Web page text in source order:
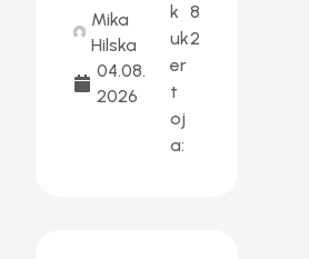
Mika
Hilska
04.08.
2026
k
uk
er
t
oj
a:
8
2